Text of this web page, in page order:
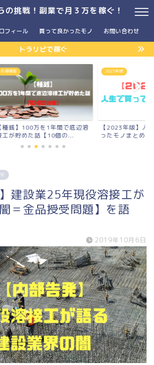
の挑戦！副業で月３万を稼ぐ！
フィール 買って良かったモノ お問い合わせ
トラリピで稼ぐ
お得情報
種銭】100万を1年間で底辺溶
工が貯めた話【10個の...
2023年版
【2023年版】人
ったモノまとめ
建設業25年現役溶接工が
＝金品授受問題】を語
2019年10月6日